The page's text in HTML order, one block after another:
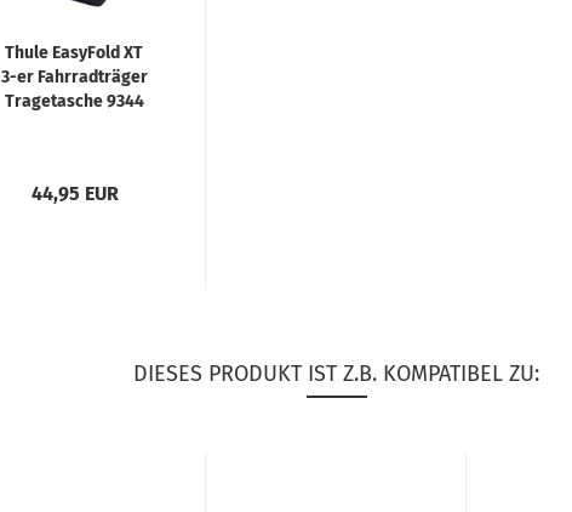
Thule EasyFold XT
3-er Fahrradträger
Tragetasche 9344
44,95 EUR
DIESES PRODUKT IST Z.B. KOMPATIBEL ZU: